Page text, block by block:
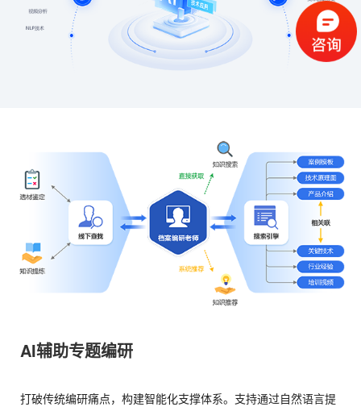
AI辅助专题编研
打破传统编研痛点，构建智能化支撑体系。支持通过自然语言提